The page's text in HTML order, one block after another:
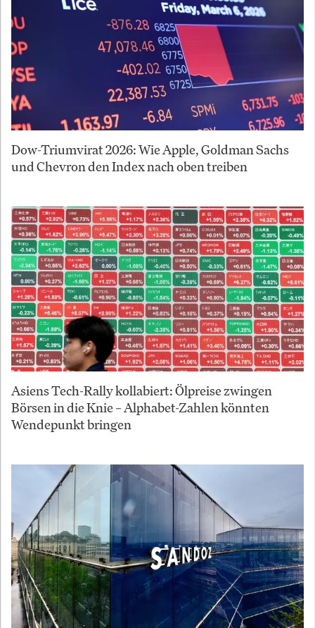
Dow-Triumvirat 2026: Wie Apple, Goldman Sachs
und Chevron den Index nach oben treiben
Asiens Tech-Rally kollabiert: Ölpreise zwingen
Börsen in die Knie – Alphabet-Zahlen könnten
Wendepunkt bringen